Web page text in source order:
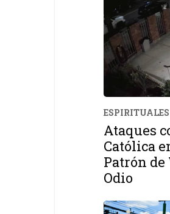
ESPIRITUALES
Ataques
Católica
Patrón
Odio